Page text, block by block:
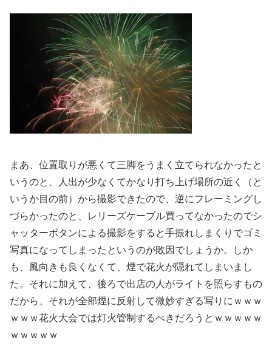
まあ、位置取りが悪くて三脚をうまく立てられなかったと
いうのと、人出が少なくてかなり打ち上げ場所の近く（と
いうか目の前）から撮影できたので、逆にフレーミングし
づらかったのと、レリーズケーブル買ってなかったのでシ
ャッターボタンによる撮影をすると手振れしまくりでゴミ
写真になってしまったというのが敗因でしょうか。しか
も、風向きも良くなくて、煙で花火が隠れてしまいまし
た。それに加えて、後ろで出店の人がライトを照らすもの
だから、それが全部煙に反射して微妙すぎる写りにｗｗｗ
ｗｗｗ花火大会では灯火管制するべきだろうとｗｗｗｗｗ
ｗｗｗｗｗ